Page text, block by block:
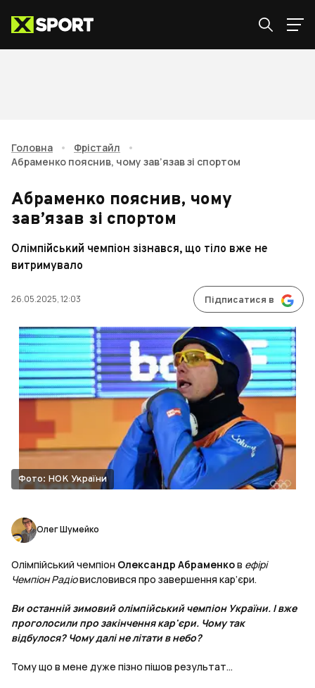
Головна • Фрістайл
•
Абраменко пояснив, чому зав’язав зі спортом
Абраменко пояснив, чому
зав’язав зі спортом
Олімпійський чемпіон зізнався, що тіло вже не
витримувало
26.05.2025, 12:03 Підписатися в
Фото: НОК України
Олег Шумейко
Олімпійський чемпіон Олександр Абраменков ефірі
Чемпіон Радіовисловився про завершення кар’єри.
Ви останній зимовий олімпійський чемпіон України. І вже
проголосили про закінчення кар'єри. Чому так
відбулося? Чому далі не літати в небо?
Тому що в мене дуже пізно пішов результат…